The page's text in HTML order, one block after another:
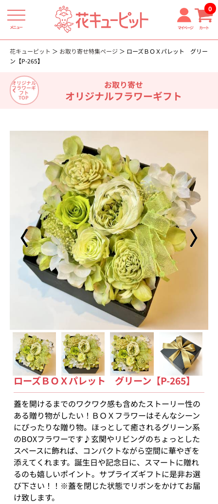
メニュー マイページ カート
0
花キューピット お取り寄せ特集ページ
ローズＢＯＸパレット グリー
ン【P-265】
オリジナル
フラワーギ
フト
TOP
お取り寄せ
オリジナルフラワーギフト
〈 〉
ローズＢＯＸパレット グリーン【P-265】
蓋を開けるまでのワクワク感も含めたストーリー性の
ある贈り物がしたい！ＢＯＸフラワーはそんなシーン
にぴったりな贈り物。ほっとして癒されるグリーン系
のBOXフラワーです♪玄関やリビングのちょっとした
スペースに飾れば、コンパクトながら空間に華やぎを
添えてくれます。誕生日や記念日に、スマートに贈れ
るのも嬉しいポイント。サプライズギフトに是非お選
び下さい！！※蓋を閉じた状態でリボンをかけてお届
け致します。